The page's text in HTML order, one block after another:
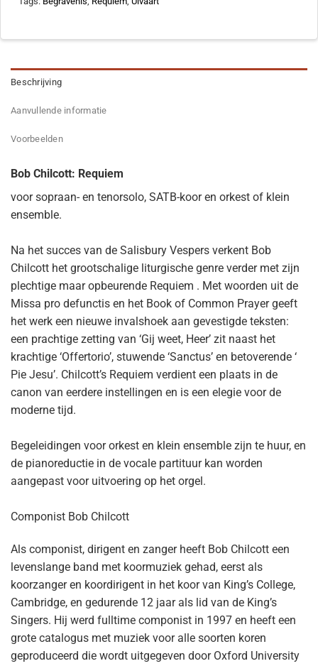
Beschrijving
Aanvullende informatie
Voorbeelden
Bob Chilcott: Requiem
voor sopraan- en tenorsolo, SATB-koor en orkest of klein
ensemble.
Na het succes van de Salisbury Vespers verkent Bob
Chilcott het grootschalige liturgische genre verder met zijn
plechtige maar opbeurende Requiem . Met woorden uit de
Missa pro defunctis en het Book of Common Prayer geeft
het werk een nieuwe invalshoek aan gevestigde teksten:
een prachtige zetting van ‘Gij weet, Heer’ zit naast het
krachtige ‘Offertorio’, stuwende ‘Sanctus’ en betoverende ‘
Pie Jesu’. Chilcott’s Requiem verdient een plaats in de
canon van eerdere instellingen en is een elegie voor de
moderne tijd.
Begeleidingen voor orkest en klein ensemble zijn te huur, en
de pianoreductie in de vocale partituur kan worden
aangepast voor uitvoering op het orgel.
Componist Bob Chilcott
Als componist, dirigent en zanger heeft Bob Chilcott een
levenslange band met koormuziek gehad, eerst als
koorzanger en koordirigent in het koor van King’s College,
Cambridge, en gedurende 12 jaar als lid van de King’s
Singers. Hij werd fulltime componist in 1997 en heeft een
grote catalogus met muziek voor alle soorten koren
geproduceerd die wordt uitgegeven door Oxford University